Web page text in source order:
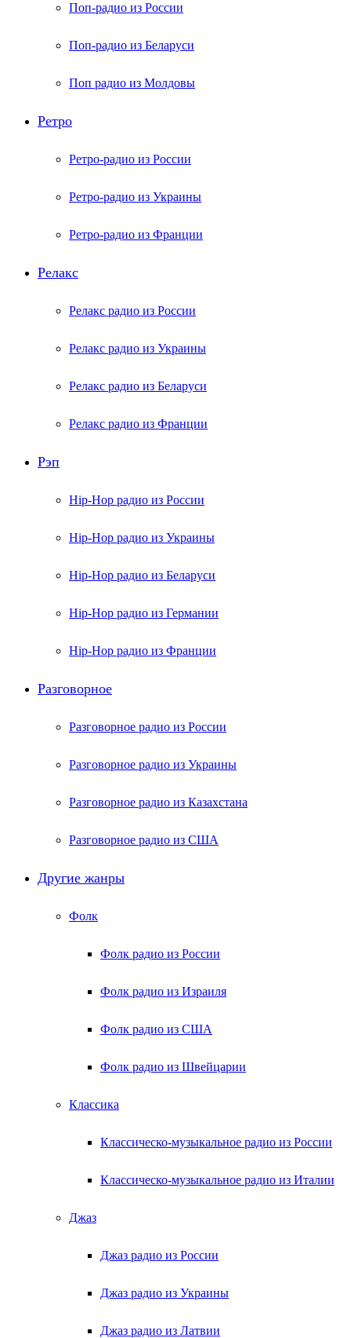
Поп-радио из России
Поп-радио из Беларуси
Поп радио из Молдовы
Ретро
Ретро-радио из России
Ретро-радио из Украины
Ретро-радио из Франции
Релакс
Релакс радио из России
Релакс радио из Украины
Релакс радио из Беларуси
Релакс радио из Франции
Рэп
Hip-Hop радио из России
Hip-Hop радио из Украины
Hip-Hop радио из Беларуси
Hip-Hop радио из Германии
Hip-Hop радио из Франции
Разговорное
Разговорное радио из России
Разговорное радио из Украины
Разговорное радио из Казахстана
Разговорное радио из США
Другие жанры
Фолк
Фолк радио из России
Фолк радио из Израиля
Фолк радио из США
Фолк радио из Швейцарии
Классика
Классическо-музыкальное радио из России
Классическо-музыкальное радио из Италии
Джаз
Джаз радио из России
Джаз радио из Украины
Джаз радио из Латвии